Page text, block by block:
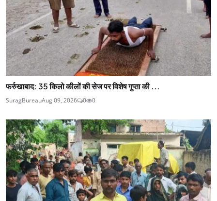
फर्रुखाबाद: 35 किलो कीलों की सेज पर विशेष गुप्ता की ...
SuragBureauAug 09, 2026 0 0